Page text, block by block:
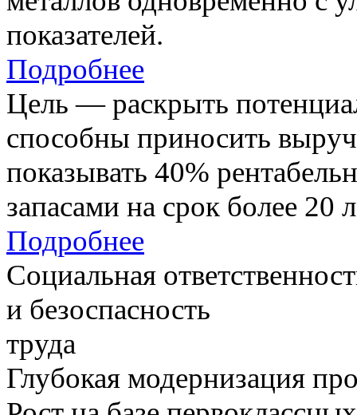
показателей.
Подробнее
Цель — раскрыть
способны приносить
показывать 40%
запасами на срок более 20
Подробнее
Социальная
и безоспасность
труда
Глубокая модернизация